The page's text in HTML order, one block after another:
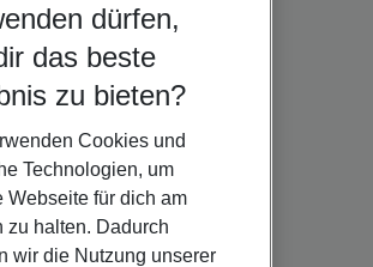
dürfen,
das beste
zu bieten?
Cookies und
Technologien, um
Webseite für dich am
zu halten. Dadurch
wir die Nutzung unserer